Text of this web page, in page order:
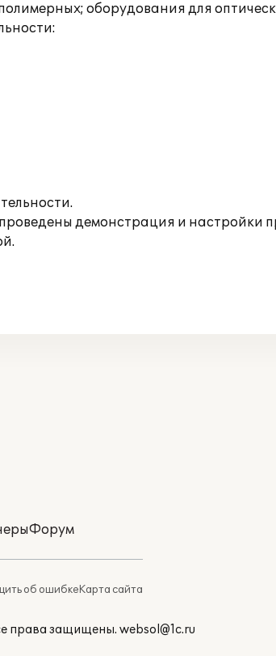
оборудования для
демонстрация и настройки
Форум
об ошибкеКарта сайта
права защищены. websol@1c.ru